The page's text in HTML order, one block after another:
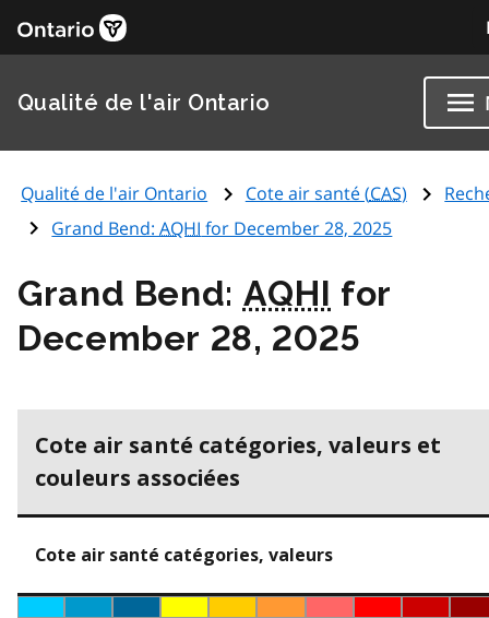
Qualité de l'air Ontario
Qualité de l'air Ontario Cote air santé (CAS)
Grand Bend:AQHI for December 28, 2025
Grand Bend: AQHI for
December 28, 2025
Cote air santé catégories, valeurs et
couleurs associées
Cote air santé catégories, valeurs